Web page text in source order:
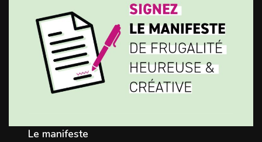
Le manifeste